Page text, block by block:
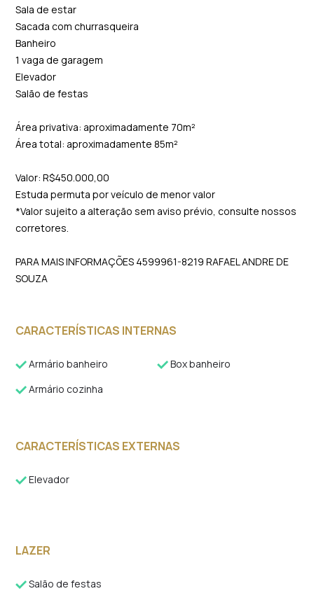
Sala de estar
Sacada com churrasqueira
Banheiro
1 vaga de garagem
Elevador
Salão de festas
Área privativa: aproximadamente 70m²
Área total: aproximadamente 85m²
Valor: R$450.000,00
Estuda permuta por veículo de menor valor
*Valor sujeito a alteração sem aviso prévio, consulte nossos
corretores.
PARA MAIS INFORMAÇÕES 4599961-8219 RAFAEL ANDRE DE
SOUZA
CARACTERÍSTICAS INTERNAS
Armário banheiro
Box banheiro
Armário cozinha
CARACTERÍSTICAS EXTERNAS
Elevador
LAZER
Salão de festas